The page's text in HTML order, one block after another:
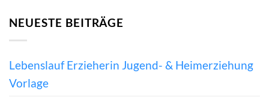
NEUESTE BEITRÄGE
Lebenslauf Erzieherin Jugend- & Heimerziehung
Vorlage